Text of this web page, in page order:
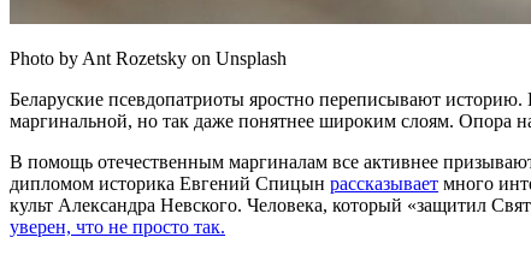
Photo by Ant Rozetsky on Unsplash
Беларуские псевдопатриоты яростно переписывают историю.
маргинальной, но так даже понятнее широким слоям. Опора
В помощь отечественным маргиналам все активнее
дипломом историка Евгений Спицын рассказывает много
культ Александра Невского. Человека, который «защитил
уверен, что не просто так.